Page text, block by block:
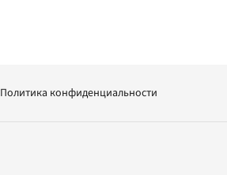
Политика конфиденциальности